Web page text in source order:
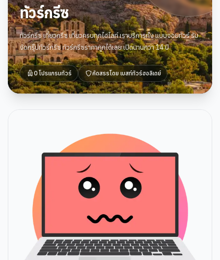
ทัวร์กรีซ
ทัวร์กรีซ เที่ยวกรีซ เที่ยวครบทุกไฮไลท์ เราบริการทั้ง แบบจอยทัวร์ รับ
จัดกรุ๊ปทัวร์กรีซ ทัวร์กรีซราคาถูกได้เลย เปิดนานกว่า 14 ปี
0 โปรแกรมทัวร์ คัดสรรโดย เบสท์ทัวร์ฮอลิเดย์